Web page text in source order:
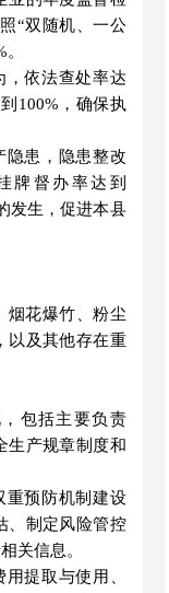
“双随机、一公
。
，依法查处率达
100%，确保执
隐患，隐患整改
牌督办率达到
发生，促进本县
烟花爆竹、粉尘
以及其他存在重
包括主要负责
生产规章制度和
重预防机制建设
、制定风险管控
关信息。
提取与使用、